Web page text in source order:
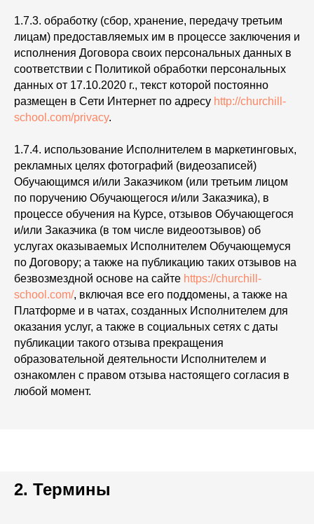
1.7.3. обработку (сбор, хранение, передачу третьим
лицам) предоставляемых им в процессе заключения и
исполнения Договора своих персональных данных в
соответствии с Политикой обработки персональных
данных от 17.10.2020 г., текст которой постоянно
размещен в Сети Интернет по адресу http://churchill-
school.com/privacy.
1.7.4. использование Исполнителем в маркетинговых,
рекламных целях фотографий (видеозаписей)
Обучающимся и/или Заказчиком (или третьим лицом
по поручению Обучающегося и/или Заказчика), в
процессе обучения на Курсе, отзывов Обучающегося
и/или Заказчика (в том числе видеоотзывов) об
услугах оказываемых Исполнителем Обучающемуся
по Договору; а также на публикацию таких отзывов на
безвозмездной основе на сайте https://churchill-
school.com/, включая все его поддомены, а также на
Платформе и в чатах, созданных Исполнителем для
оказания услуг, а также в социальных сетях с даты
публикации такого отзыва прекращения
образовательной деятельности Исполнителем и
ознакомлен с правом отзыва настоящего согласия в
любой момент.
2. Термины